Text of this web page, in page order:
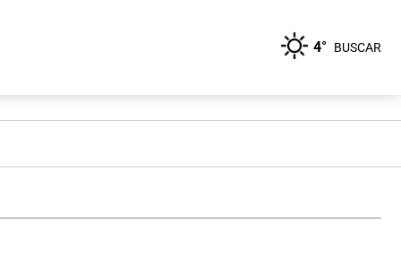
4° BUSCAR